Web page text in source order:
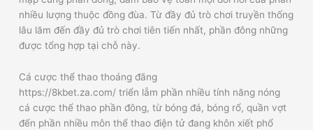
nhiều lượng thuộc đồng đùa. Từ đầy đủ trò chơi truyền thống
lâu lăm đến đầy đủ trò chơi tiên tiến nhất, phần đông những
được tổng hợp tại chỗ này.
Cá cược thể thao thoáng đãng
https://8kbet.za.com/ triển lẵm phần nhiều tính năng nóng
cá cược thể thao phần đông, từ bóng đá, bóng rổ, quần vợt
đến phần nhiều môn thể thao điện tử đang khôn xiết phổ